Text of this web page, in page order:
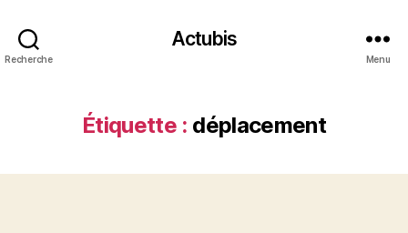
Recherche
Actubis
Menu
Étiquette : déplacement